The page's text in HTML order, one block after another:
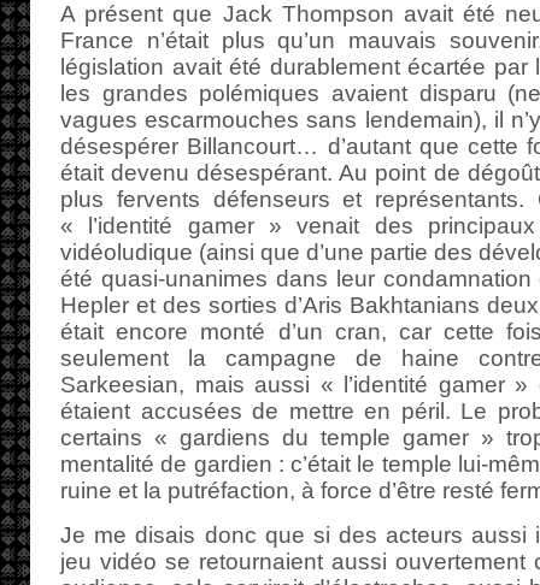
A présent que Jack Thompson avait été
France n’était plus qu’un mauvais
législation avait été durablement écartée
les grandes polémiques avaient disparu
vagues escarmouches sans lendemain), il
désespérer Billancourt… d’autant que cette
était devenu désespérant. Au point de
plus fervents défenseurs et
« l’identité gamer » venait des
vidéoludique (ainsi que d’une partie des
été quasi-unanimes dans leur
Hepler et des sorties d’Aris Bakhtanians
était encore monté d’un cran, car cette
seulement la campagne de haine
Sarkeesian, mais aussi « l’identité gamer
étaient accusées de mettre en péril. Le
certains « gardiens du temple gamer »
mentalité de gardien : c’était le temple lui-
ruine et la putréfaction, à force d’être resté
Je me disais donc que si des acteurs aussi
jeu vidéo se retournaient aussi ouvertement